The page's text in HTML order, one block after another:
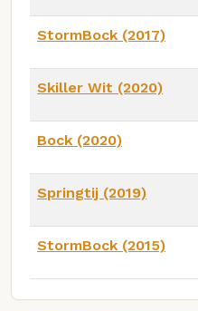
StormBock (2017)
Skiller Wit (2020)
Bock (2020)
Springtij (2019)
StormBock (2015)